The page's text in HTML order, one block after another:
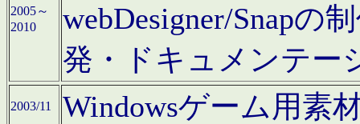
2005～
2010
webDesigner/Snapの
発・ドキュメンテー
2003/11 Windowsゲーム用素